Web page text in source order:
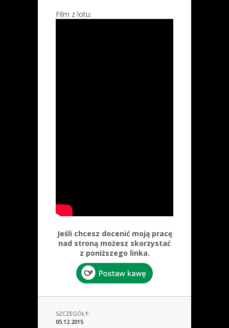
Film z lotu:
Jeśli chcesz docenić moją pracę
nad stroną możesz skorzystać
z poniższego linka.
SZCZEGÓŁY:
05.12.2015